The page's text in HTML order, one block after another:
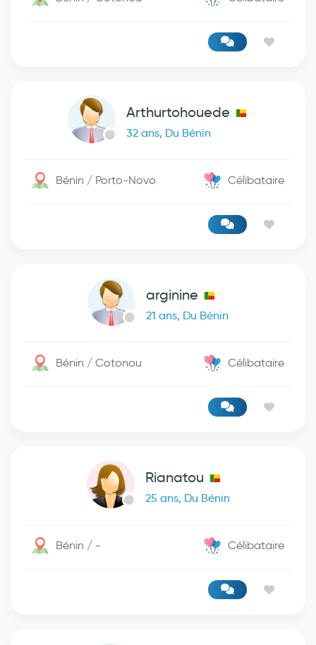
Arthurtohouede
32 ans, Du Bénin
Bénin / Porto-Novo Célibataire
arginine
21 ans, Du Bénin
Bénin / Cotonou Célibataire
Rianatou
25 ans, Du Bénin
Bénin / - Célibataire